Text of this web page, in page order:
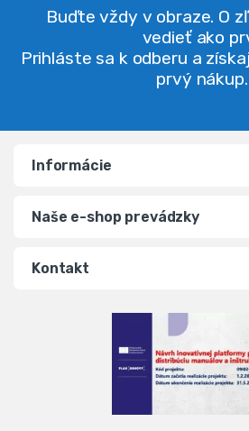
Buďte vždy v obraze. O
vedieť ako
Prihláste sa k odberu a
prvý nákup.
Informácie
Naše e-shop prevádzky
Kontakt